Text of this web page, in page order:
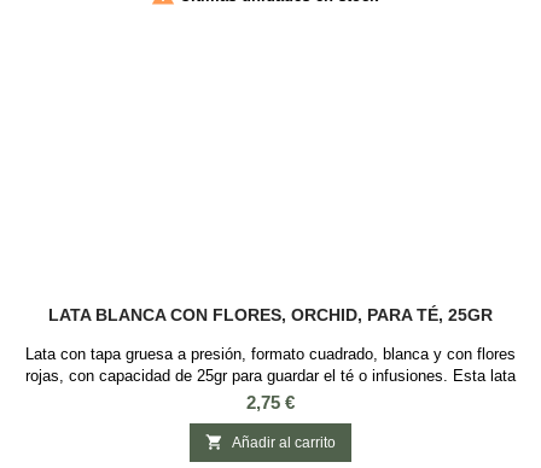
LATA BLANCA CON FLORES, ORCHID, PARA TÉ, 25GR
Lata con tapa gruesa a presión, formato cuadrado, blanca y con flores
rojas, con capacidad de 25gr para guardar el té o infusiones. Esta lata
es ideal guardar té o infusiones, es cuadrada con tapa a presión y con
Medidas: 4 x 4 x 6.2 cm.
Precio
2,75 €
 Añadir al carrito